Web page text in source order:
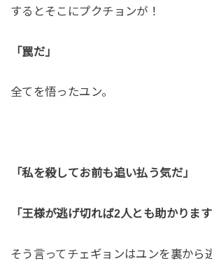
するとそこにプクチョンが！
「罠だ」
全てを悟ったユン。
「私を殺してお前も追い払う気だ」
「王様が逃げ切れば2人とも助かります
そう言ってチェギョンはユンを裏から